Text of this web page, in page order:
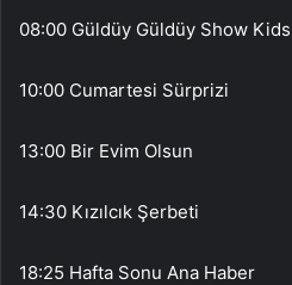
08:00 Güldüy Güldüy Show Kids
10:00 Cumartesi Sürprizi
13:00 Bir Evim Olsun
14:30 Kızılcık Şerbeti
18:25 Hafta Sonu Ana Haber